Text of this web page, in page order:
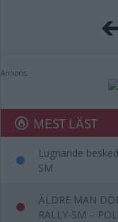
Annons:
MEST LÄST
Lugnande
SM
ÄLDRE MAN
RALLY-SM –